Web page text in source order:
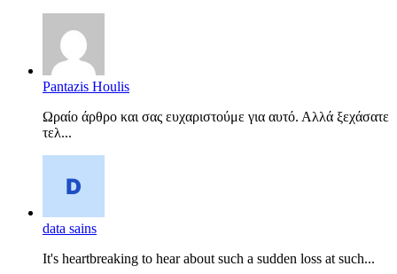
Pantazis Houlis
Ωραίο άρθρο και σας ευχαριστούμε για αυτό. Αλλά ξεχάσατε
τελ...
data sains
It's heartbreaking to hear about such a sudden loss at such...